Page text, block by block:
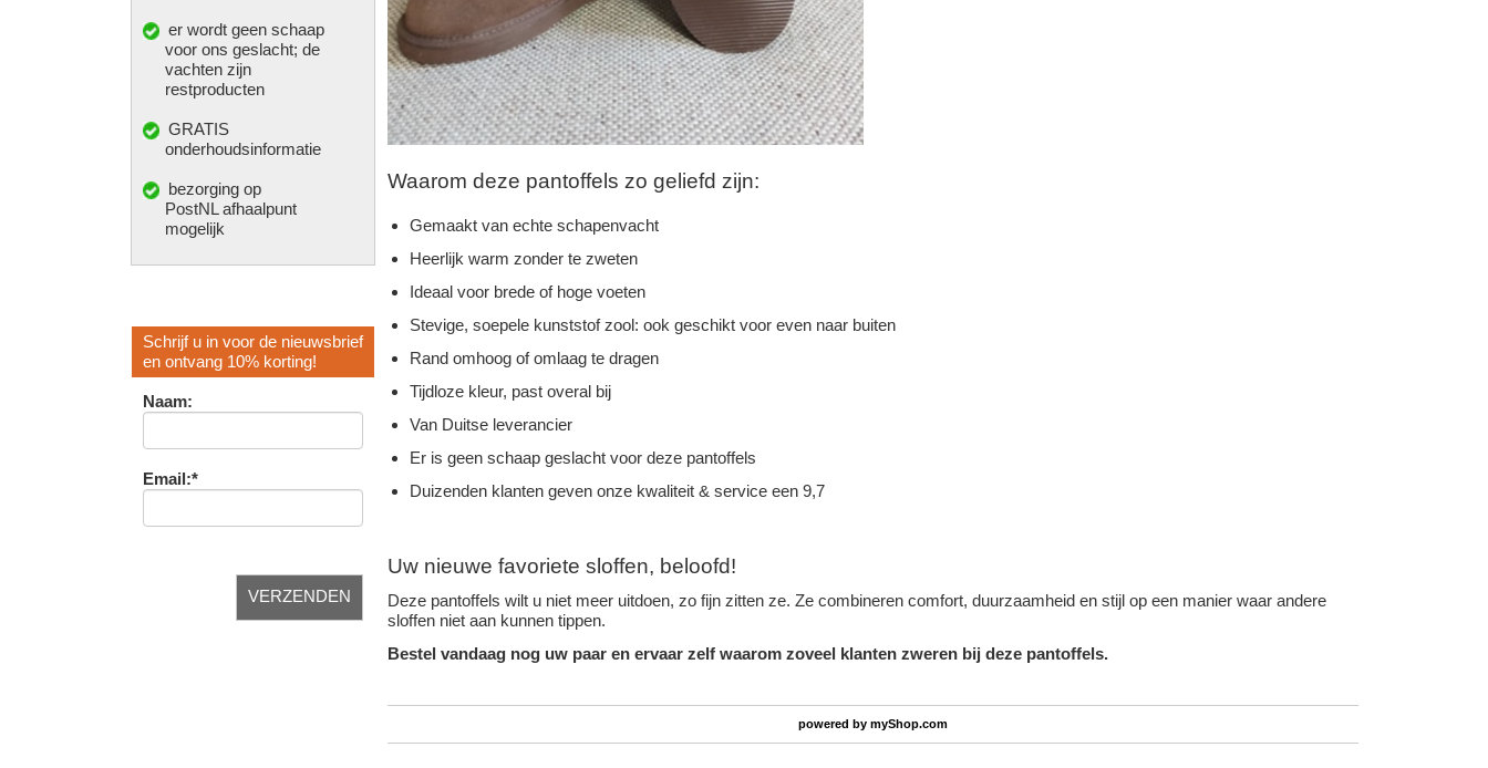
er wordt geen schaap
voor ons geslacht; de
vachten zijn
restproducten
GRATIS
onderhoudsinformatie
bezorging op
PostNL afhaalpunt
mogelijk
Schrijf u in voor de nieuwsbrief
en ontvang 10% korting!
Naam:
Email:*
Waarom deze pantoffels zo geliefd zijn:
Gemaakt van echte schapenvacht
Heerlijk warm zonder te zweten
Ideaal voor brede of hoge voeten
Stevige, soepele kunststof zool: ook geschikt voor even naar buiten
Rand omhoog of omlaag te dragen
Tijdloze kleur, past overal bij
Van Duitse leverancier
Er is geen schaap geslacht voor deze pantoffels
Duizenden klanten geven onze kwaliteit & service een 9,7
Uw nieuwe favoriete sloffen, beloofd!
Deze pantoffels wilt u niet meer uitdoen, zo fijn zitten ze. Ze combineren comfort, duurzaamheid en stijl op een manier waar andere
sloffen niet aan kunnen tippen.
Bestel vandaag nog uw paar en ervaar zelf waarom zoveel klanten zweren bij deze pantoffels.
powered bymyShop.com